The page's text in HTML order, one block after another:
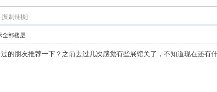
[复制链接]
全部楼层
的朋友推荐一下？之前去过几次感觉有些展馆关了，不知道现在还有